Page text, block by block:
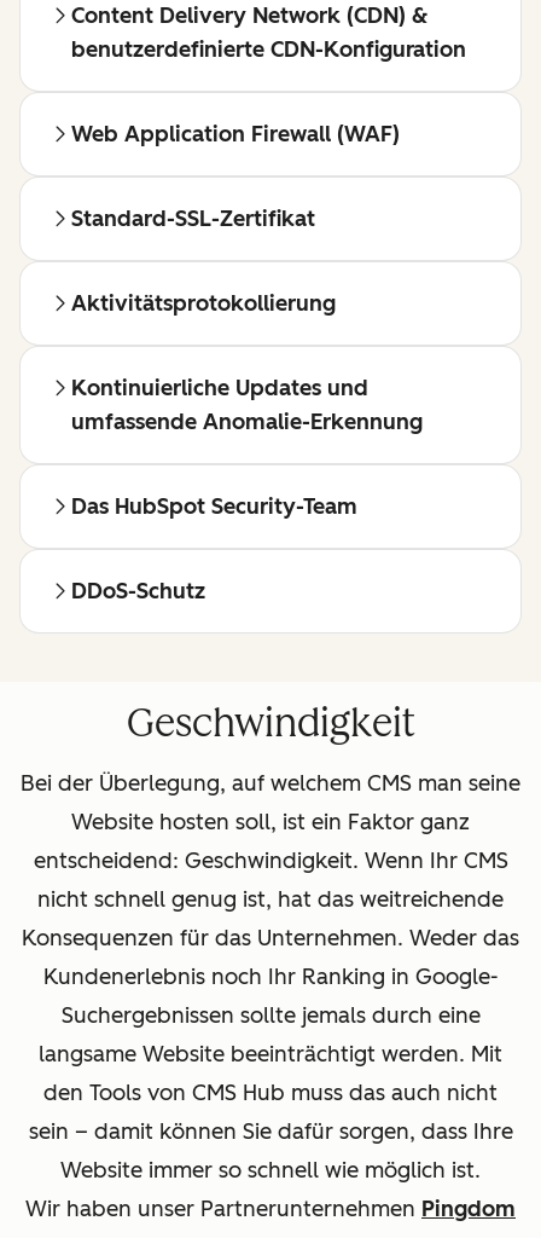
Content Delivery Network (CDN) &
benutzerdefinierte CDN-Konfiguration
Web Application Firewall (WAF)
Standard-SSL-Zertifikat
Aktivitätsprotokollierung
Kontinuierliche Updates und
umfassende Anomalie-Erkennung
Das HubSpot Security-Team
DDoS-Schutz
Geschwindigkeit
Bei der Überlegung, auf welchem CMS man seine
Website hosten soll, ist ein Faktor ganz
entscheidend: Geschwindigkeit. Wenn Ihr CMS
nicht schnell genug ist, hat das weitreichende
Konsequenzen für das Unternehmen. Weder das
Kundenerlebnis noch Ihr Ranking in Google-
Suchergebnissen sollte jemals durch eine
langsame Website beeinträchtigt werden. Mit
den Tools von CMS Hub muss das auch nicht
sein – damit können Sie dafür sorgen, dass Ihre
Website immer so schnell wie möglich ist.
Wir haben unser Partnerunternehmen Pingdom